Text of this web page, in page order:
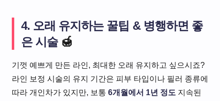
4. 오래 유지하는 꿀팁 & 병행하면 좋
은 시술🍯
기껏 예쁘게 만든 라인, 최대한 오래 유지하고 싶으시죠?
라인 보정 시술의 유지 기간은 피부 타입이나 필러 종류에
따라 개인차가 있지만, 보통 6개월에서 1년 정도 지속된